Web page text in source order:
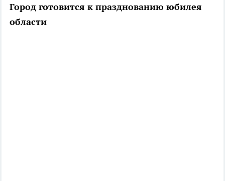
Город готовится к празднованию юбилея
области